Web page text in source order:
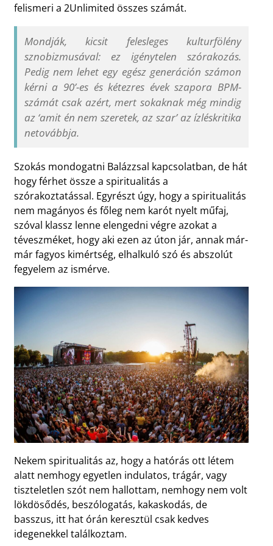
felismeri a 2Unlimited összes számát.
Mondják, kicsit felesleges kulturfölény
sznobizmusával: ez igénytelen szórakozás.
Pedig nem lehet egy egész generáción számon
kérni a 90’-es és kétezres évek szapora BPM-
számát csak azért, mert sokaknak még mindig
az ‘amit én nem szeretek, az szar’ az ízléskritika
netovábbja.
Szokás mondogatni Balázzsal kapcsolatban, de hát
hogy férhet össze a spiritualitás a
szórakoztatással. Egyrészt úgy, hogy a spiritualitás
nem magányos és főleg nem karót nyelt műfaj,
szóval klassz lenne elengedni végre azokat a
téveszméket, hogy aki ezen az úton jár, annak már-
már fagyos kimértség, elhalkuló szó és abszolút
fegyelem az ismérve.
Nekem spiritualitás az, hogy a hatórás ott létem
alatt nemhogy egyetlen indulatos, trágár, vagy
tiszteletlen szót nem hallottam, nemhogy nem volt
lökdösődés, beszólogatás, kakaskodás, de
basszus, itt hat órán keresztül csak kedves
idegenekkel találkoztam.